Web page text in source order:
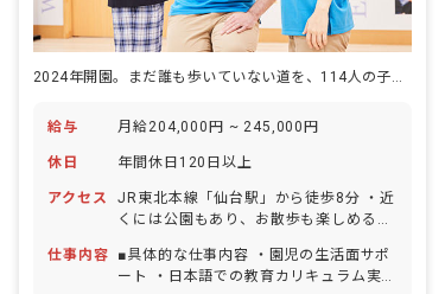
2024年開園。まだ誰も歩いていない道を、114人の子どもたちと一緒に踏みしめていく園です。
給与 月給204,000円 ~ 245,000円
休日 年間休日120日以上
アクセス
JR東北本線「仙台駅」から徒歩8分 ・近
くには公園もあり、お散歩も楽しめる環
ンター、スーパー、コンビニも近く、お
買い物にも便利です！ ※マイカー・バイ
仕事内容
■具体的な仕事内容 ・園児の生活面サポ
ート ・日本語での教育カリキュラム実施